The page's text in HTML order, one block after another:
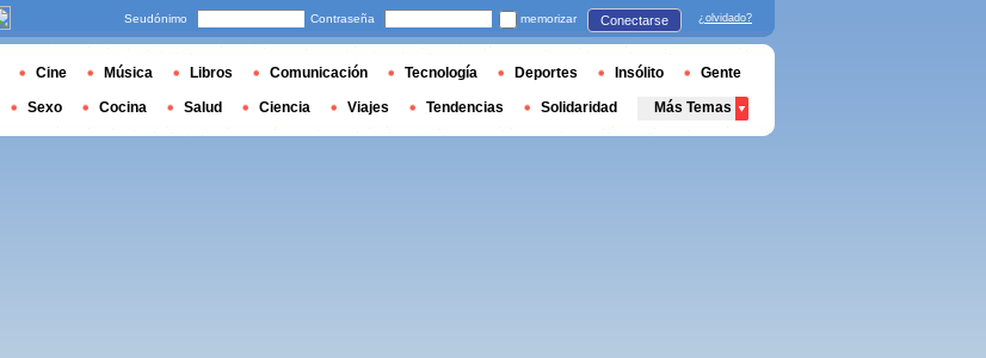
Seudónimo Contraseña memorizar Conectarse ¿olvidado?
Cine Música Libros Comunicación Tecnología Deportes Insólito Gente
Sexo Cocina Salud Ciencia Viajes Tendencias Solidaridad Más Temas